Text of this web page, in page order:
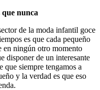
nunca
de la moda infantil goce
es que cada pequeño
en ningún otro momento
disponer de un interesante
que siempre tengamos a
y la verdad es que eso